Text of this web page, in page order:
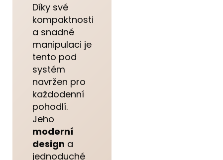
Díky své
kompaktnosti
a snadné
manipulaci je
tento pod
systém
navržen pro
každodenní
pohodlí.
Jeho
moderní
design a
jednoduché